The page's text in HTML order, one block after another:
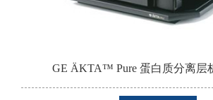
GE ÄKTA™ Pure 蛋白质分离层